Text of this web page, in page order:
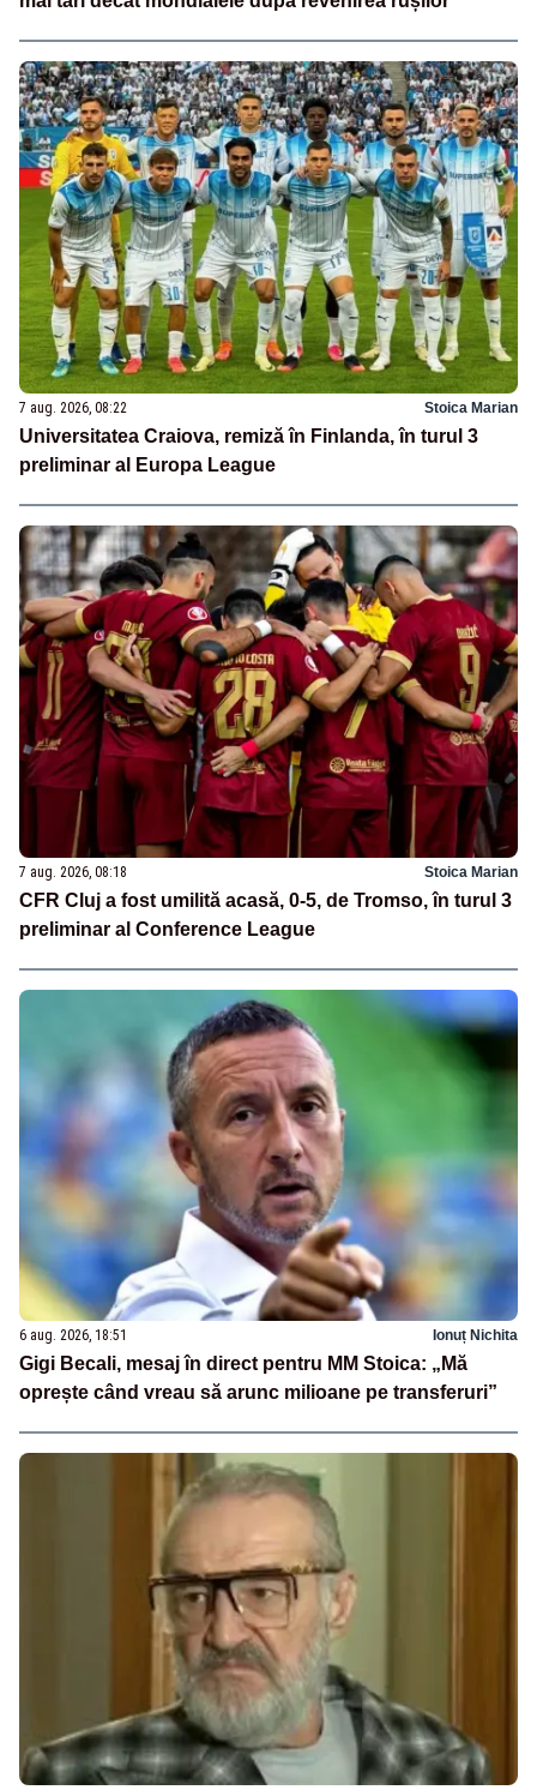
7 aug. 2026, 08:22 Stoica Marian
Universitatea Craiova, remiză în Finlanda, în turul 3
preliminar al Europa League
7 aug. 2026, 08:18 Stoica Marian
CFR Cluj a fost umilită acasă, 0-5, de Tromso, în turul 3
preliminar al Conference League
6 aug. 2026, 18:51 Ionuț Nichita
Gigi Becali, mesaj în direct pentru MM Stoica: „Mă
oprește când vreau să arunc milioane pe transferuri”